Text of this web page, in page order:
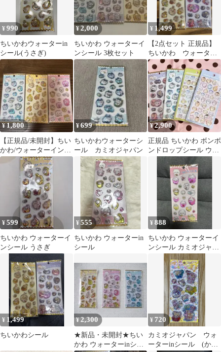
¥990
ちいかわウォーターin
シール(うさぎ)
¥2,000
ちいかわ ウォーターイ
ンシール 3枚セット
¥ 1,499
【2点セット 正規品】
ちいかわ ウォーター
インシール うさぎ
MIX
¥1,800
【正規品/未開封】ちい
かわ/ウォーターインシ
ール/うさぎ/ちいかわ
ハチワレ
¥699
ちいかわウォーターシ
ール カミオジャパン
¥2,900
正規品 ちいかわ ボンボ
ンドロップシール ウォ
ーターシール
¥599
ちいかわ ウォーターイ
ンシール うさぎ
¥555
ちいかわ ウォーターin
シール
¥888
ちいかわ ウォーターイ
ンシール カミオジャパ
¥ 1,499
ちいかわシール
¥2,300
★新品・未開封★ちい
かわ ウォーターinシー
¥ 720
カミオジャパン ウォ
ーターinシール (かお